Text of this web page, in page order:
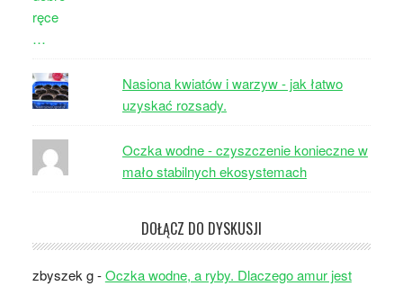
Nasiona kwiatów i warzyw - jak łatwo
uzyskać rozsady.
Oczka wodne - czyszczenie konieczne w
mało stabilnych ekosystemach
DOŁĄCZ DO DYSKUSJI
zbyszek g-Oczka wodne, a ryby. Dlaczego amur jest